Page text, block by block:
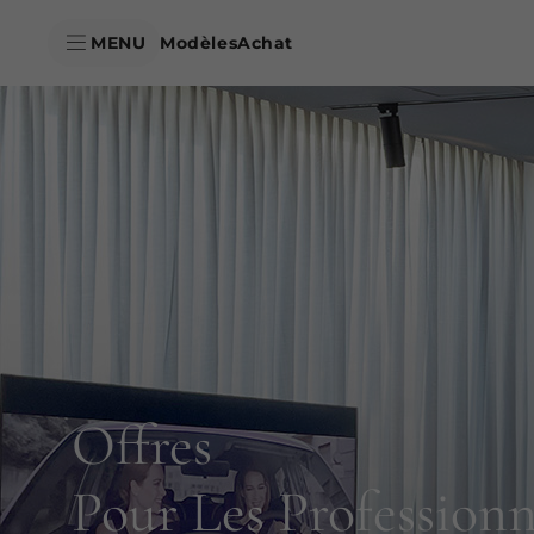
MENU ModèlesAchat
Offres
Pour Les